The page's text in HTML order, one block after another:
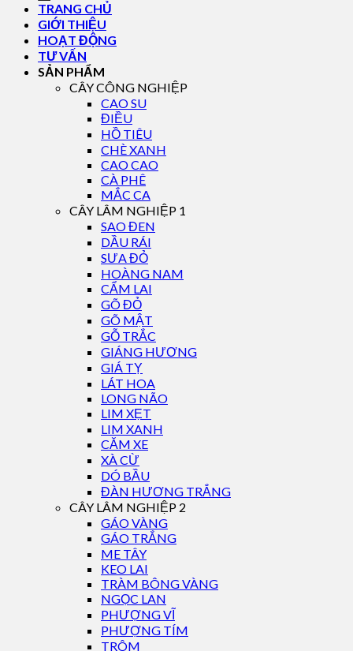
TRANG CHỦ
GIỚI THIỆU
HOẠT ĐỘNG
TƯ VẤN
SẢN PHẨM
CÂY CÔNG NGHIỆP
CAO SU
ĐIỀU
HỒ TIÊU
CHÈ XANH
CAO CAO
CÀ PHÊ
MẮC CA
CÂY LÂM NGHIỆP 1
SAO ĐEN
DẦU RÁI
SƯA ĐỎ
HOÀNG NAM
CẨM LAI
GÕ ĐỎ
GÕ MẬT
GỖ TRẮC
GIÁNG HƯƠNG
GIÁ TỴ
LÁT HOA
LONG NÃO
LIM XẸT
LIM XANH
CĂM XE
XÀ CỪ
DÓ BẦU
ĐÀN HƯƠNG TRẮNG
CÂY LÂM NGHIỆP 2
GÁO VÀNG
GÁO TRẮNG
ME TÂY
KEO LAI
TRÀM BÔNG VÀNG
NGỌC LAN
PHƯỢNG VĨ
PHƯỢNG TÍM
TRÔM